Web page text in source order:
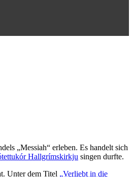
„Messiah“ erleben. Es handelt sich
Hallgrímskirkju singen durfte.
Unter dem Titel „Verliebt in die